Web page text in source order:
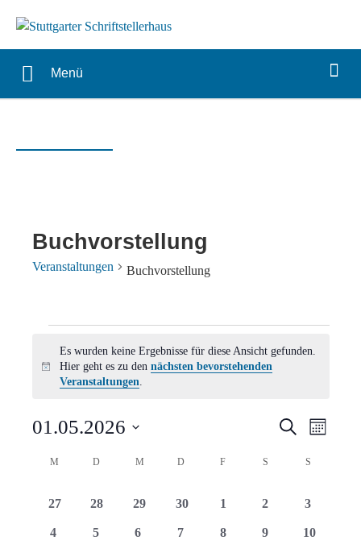
Menü
Buchvorstellung
Veranstaltungen Buchvorstellung
Hinweis
Es wurden keine Ergebnisse für diese Ansicht gefunden.
Hier geht es zu den nächsten bevorstehenden
Veranstaltungen.
Suche
SucheMonat
01.05.2026
Kalender
von
Veranstaltungen
M MONTAG
DDIENSTAG
M MITTWOCH
D DONNERSTAG
F FREITAGS SAMSTAG
S
0
27
0
28
0
29
0
30
0
1
0
2
0
3
0
4
0
5
0
6
0
7
0
8
0
9
0
10